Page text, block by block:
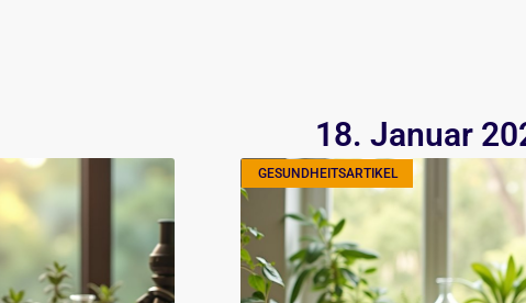
18. Januar
GESUNDHEITSARTIKEL